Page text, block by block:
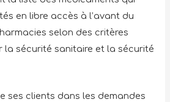
en libre accès à l’avant du
selon des critères
la sécurité sanitaire et la sécurité
ses clients dans les demandes